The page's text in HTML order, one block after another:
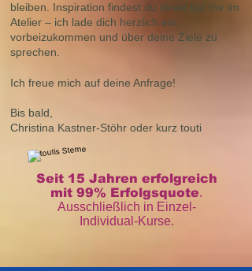
bleiben. Inspiration findest du direkt bei mir im
Atelier – ich lade dich herzlich ein,
vorbeizukommen und über deine Ziele zu
sprechen.
Ich freue mich auf deine Anfrage!
Bis bald,
Christina Kastner-Stöhr oder kurz touti
Seit 15 Jahren erfolgreich
mit 99% Erfolgsquote.
Ausschließlich in Einzel-
Individual-Kurse.